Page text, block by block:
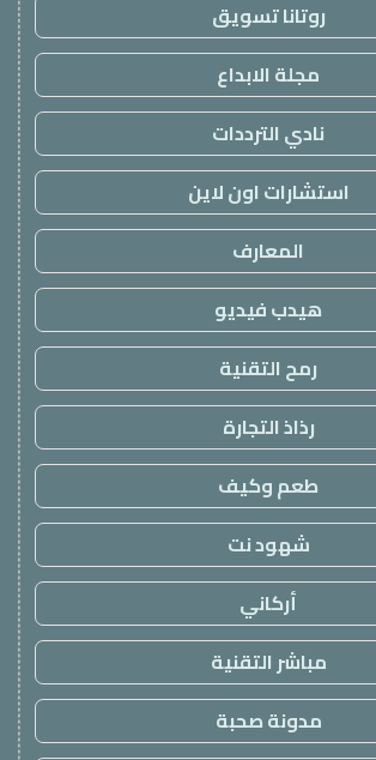
روتانا تسويق
مجلة الابداع
نادي الترددات
استشارات اون لاين
المعارف
هيدب فيديو
رمح التقنية
رذاذ التجارة
طعم وكيف
شهود نت
أركاني
مباشر التقنية
مدونة صحبة